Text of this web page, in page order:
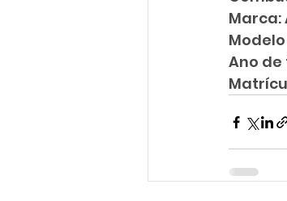
Marca:
Ano de